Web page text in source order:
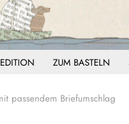
ZUM BASTELN
passendem Briefumschlag